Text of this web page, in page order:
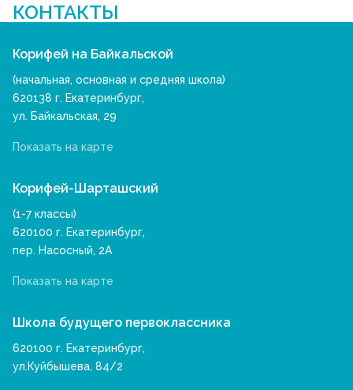
КОНТАКТЫ
Корифей на Байкальской
(начальная, основная и средняя школа)
620138 г. Екатеринбург,
ул. Байкальская, 29
Показать на карте
Корифей-Шарташский
(1-7 классы)
620100 г. Екатеринбург,
пер. Насосный, 2А
Показать на карте
Школа будущего первоклассника
620100 г. Екатеринбург,
ул.Куйбышева, 84/2